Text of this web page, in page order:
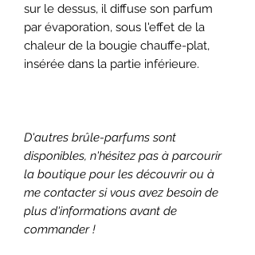
sur le dessus, il diffuse son parfum
par évaporation, sous l'effet de la
chaleur de la bougie chauffe-plat,
insérée dans la partie inférieure.
D'autres brûle-parfums sont
disponibles, n'hésitez pas à parcourir
la boutique pour les découvrir ou à
me contacter si vous avez besoin de
plus d'informations avant de
commander !